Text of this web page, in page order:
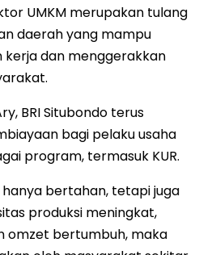
UMKM merupakan tulang
daerah yang mampu
dan menggerakkan
BRI Situbondo terus
bagi pelaku usaha
program, termasuk KUR.
hanya bertahan, tetapi juga
produksi meningkat,
omzet bertumbuh, maka